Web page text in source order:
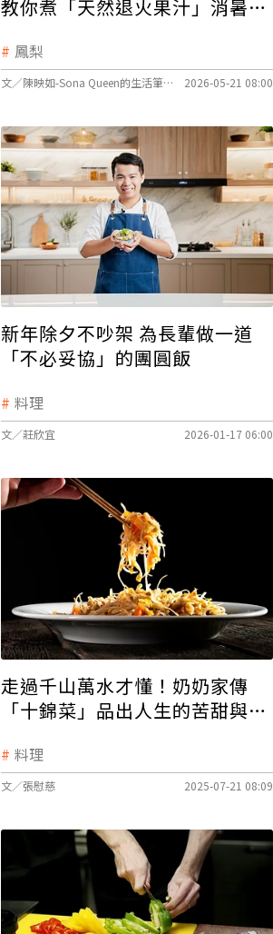
教你煮「天然退火果汁」消暑免
鳳梨
文／陳映如-Sona Queen的生活筆記本 2026-05-21 08:00
新年除夕不吵架 為長輩做一道
「不必妥協」的團圓飯
料理
文／莊欣宜 2026-01-17 06:00
走過千山萬水才懂！奶奶家傳
「十錦菜」品出人生的苦甜與圓
料理
文／張慰慈 2025-07-21 08:09